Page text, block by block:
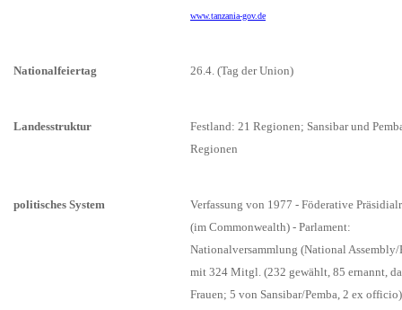
www.tanzania-gov.de
Nationalfeiertag 26.4. (Tag der Union)
Landesstruktur
Festland: 21 Regionen; Sansibar und
Regionen
politisches System
Verfassung von 1977 - Föderative
(im Commonwealth) - Parlament:
Nationalversammlung (National
mit 324 Mitgl. (232 gewählt, 85 ernannt,
Frauen; 5 von Sansibar/Pemba, 2 ex